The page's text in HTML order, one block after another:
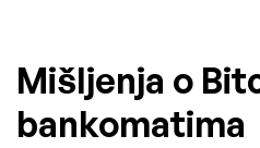
Mišljenja o
bankomatima